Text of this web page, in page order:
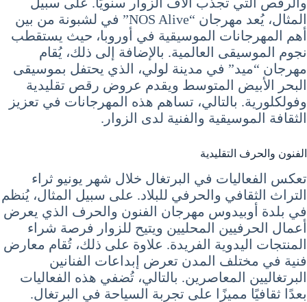
المثال، يُعد مهرجان “NOS Alive” في لشبونة من بين
أهم المهرجانات الموسيقية في أوروبا، حيث يستقطب
نجوم الموسيقى العالمية. بالإضافة إلى ذلك، يُقام
مهرجان “ميد” في مدينة لولي، الذي يحتفل بموسيقى
البحر الأبيض المتوسط ويقدم عروض رقص تقليدية
وفولكلورية. بالتالي، تساهم هذه المهرجانات في تعزيز
الثقافة الموسيقية والفنية لدى الزوار.
الفنون والحرف التقليدية
تعكس الفعاليات في البرتغال خلال شهر يونيو ثراء
التراث الثقافي والحرفي للبلاد. على سبيل المثال، يُنظم
في بلدة أوبيدوس مهرجان الفنون والحرف الذي يعرض
أعمال الحرفيين المحليين ويتيح للزوار فرصة شراء
المنتجات اليدوية الفريدة. علاوة على ذلك، تُقام معارض
فنية في مختلف المدن تعرض إبداعات الفنانين
البرتغاليين المعاصرين. بالتالي، تُضفي هذه الفعاليات
بعدًا ثقافيًا مميزًا على تجربة السياحة في البرتغال.